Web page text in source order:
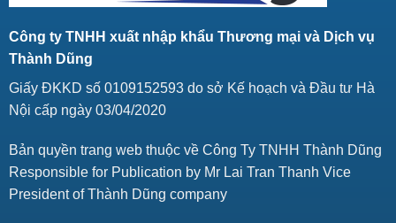
Công ty TNHH xuất nhập khẩu Thương mại và Dịch vụ
Thành Dũng
Giấy ĐKKD số 0109152593 do sở Kế hoạch và Đầu tư Hà
Nội cấp ngày 03/04/2020
Bản quyền trang web thuộc về Công Ty TNHH Thành Dũng
Responsible for Publication by Mr Lai Tran Thanh Vice
President of Thành Dũng company